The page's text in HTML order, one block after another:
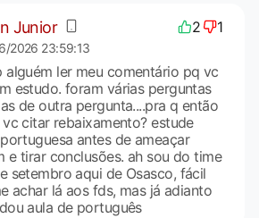
Junior 2 1
2026 23:59:13
alguém ler meu comentário pq vc
estudo. foram várias perguntas
de outra pergunta....pra q então
citar rebaixamento? estude
antes de ameaçar
e tirar conclusões. ah sou do time
setembro aqui de Osasco, fácil
achar lá aos fds, mas já adianto
aula de português